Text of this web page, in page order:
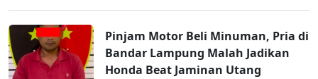
Pinjam Motor Beli Minuman, Pria di
Bandar Lampung Malah Jadikan
Honda Beat Jaminan Utang